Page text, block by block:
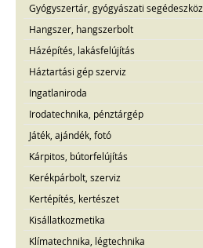
Gyógyszertár, gyógyászati segédeszköz
Hangszer, hangszerbolt
Házépítés, lakásfelújítás
Háztartási gép szerviz
Ingatlaniroda
Irodatechnika, pénztárgép
Játék, ajándék, fotó
Kárpitos, bútorfelújítás
Kerékpárbolt, szerviz
Kertépítés, kertészet
Kisállatkozmetika
Klímatechnika, légtechnika